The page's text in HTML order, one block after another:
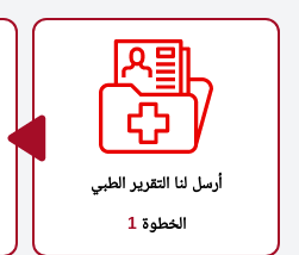
أرسل لنا التقرير الطبي
الخطوة1